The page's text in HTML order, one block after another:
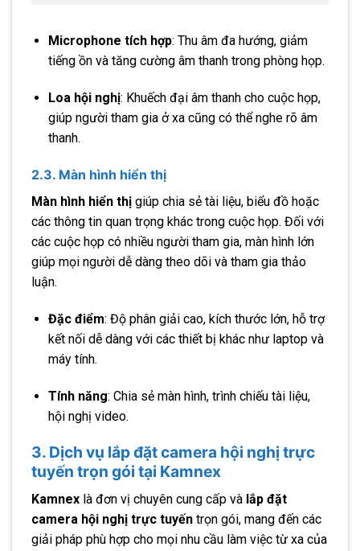
Microphone tích hợp: Thu âm đa hướng, giảm
tiếng ồn và tăng cường âm thanh trong phòng họp.
Loa hội nghị: Khuếch đại âm thanh cho cuộc họp,
giúp người tham gia ở xa cũng có thể nghe rõ âm
thanh.
2.3. Màn hình hiển thị
Màn hình hiển thị giúp chia sẻ tài liệu, biểu đồ hoặc
các thông tin quan trọng khác trong cuộc họp. Đối với
các cuộc họp có nhiều người tham gia, màn hình lớn
giúp mọi người dễ dàng theo dõi và tham gia thảo
luận.
Đặc điểm: Độ phân giải cao, kích thước lớn, hỗ trợ
kết nối dễ dàng với các thiết bị khác như laptop và
máy tính.
Tính năng: Chia sẻ màn hình, trình chiếu tài liệu,
hội nghị video.
3. Dịch vụ lắp đặt camera hội nghị trực
tuyến trọn gói tại Kamnex
Kamnex là đơn vị chuyên cung cấp và lắp đặt
camera hội nghị trực tuyến trọn gói, mang đến các
giải pháp phù hợp cho mọi nhu cầu làm việc từ xa của